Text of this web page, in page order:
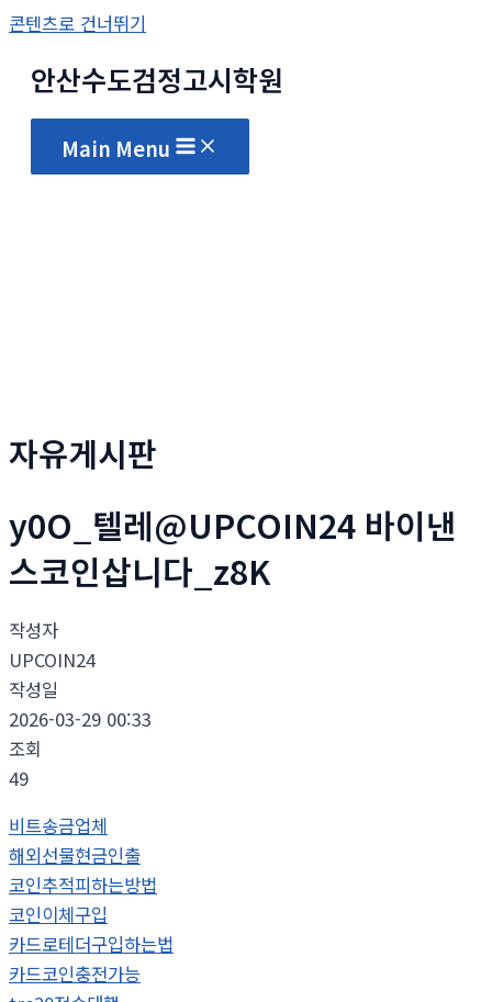
콘텐츠로 건너뛰기
안산수도검정고시학원
Main Menu
자유게시판
y0O_텔레@UPCOIN24 바이낸
스코인삽니다_z8K
작성자
UPCOIN24
작성일
2026-03-29 00:33
조회
49
비트송금업체
해외선물현금인출
코인추적피하는방법
코인이체구입
카드로테더구입하는법
카드코인충전가능